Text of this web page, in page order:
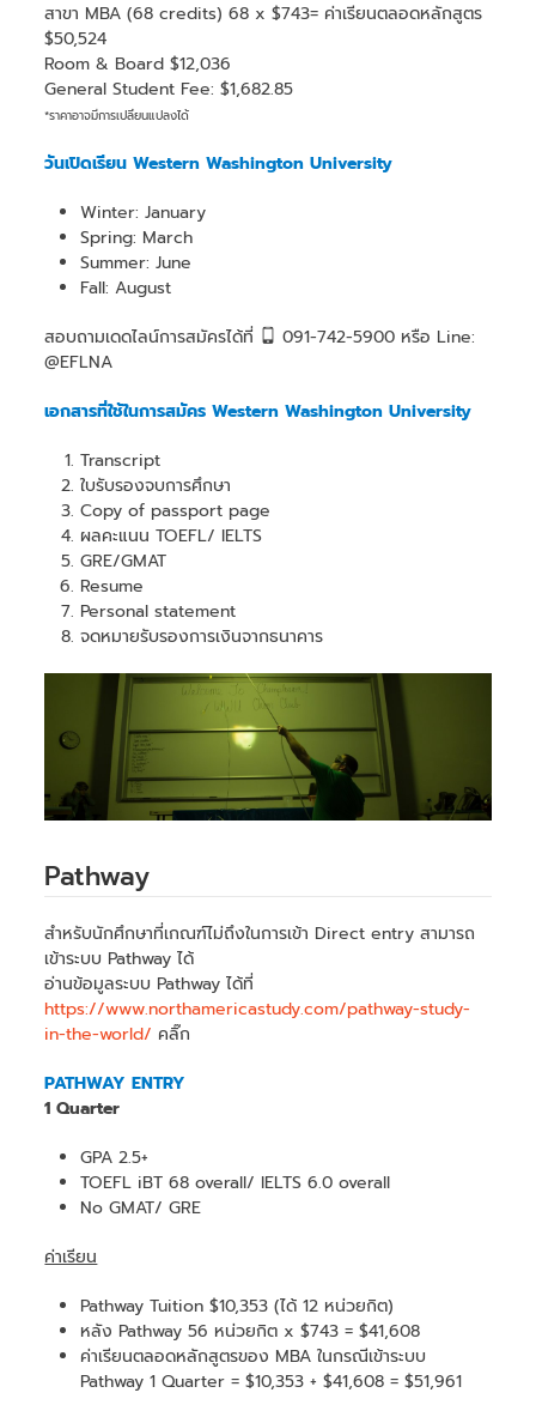
สาขา MBA (68 credits) 68 x $743= ค่าเรียนตลอดหลักสูตร
$50,524
Room & Board $12,036
General Student Fee: $1,682.85
*ราคาอาจมีการเปลี่ยนแปลงได้
วันเปิดเรียน Western Washington University
Winter: January
Spring: March
Summer: June
Fall: August
สอบถามเดดไลน์การสมัครได้ที่
091-742-5900 หรือ Line:
@EFLNA
เอกสารที่ใช้ในการสมัคร Western Washington University
Transcript
ใบรับรองจบการศึกษา
Copy of passport page
ผลคะแนน TOEFL/ IELTS
GRE/GMAT
Resume
Personal statement
จดหมายรับรองการเงินจากธนาคาร
Pathway
สำหรับนักศึกษาที่เกณฑ์ไม่ถึงในการเข้า Direct entry สามารถ
เข้าระบบ Pathway ได้
อ่านข้อมูลระบบ Pathway ได้ที่
https://www.northamericastudy.com/pathway-study-
in-the-world/ คลิ๊ก
PATHWAY ENTRY
1 Quarter
GPA 2.5+
TOEFL iBT 68 overall/ IELTS 6.0 overall
No GMAT/ GRE
ค่าเรียน
Pathway Tuition $10,353 (ได้ 12 หน่วยกิต)
หลัง Pathway 56 หน่วยกิต x $743 = $41,608
ค่าเรียนตลอดหลักสูตรของ MBA ในกรณีเข้าระบบ
Pathway 1 Quarter = $10,353 + $41,608 = $51,961